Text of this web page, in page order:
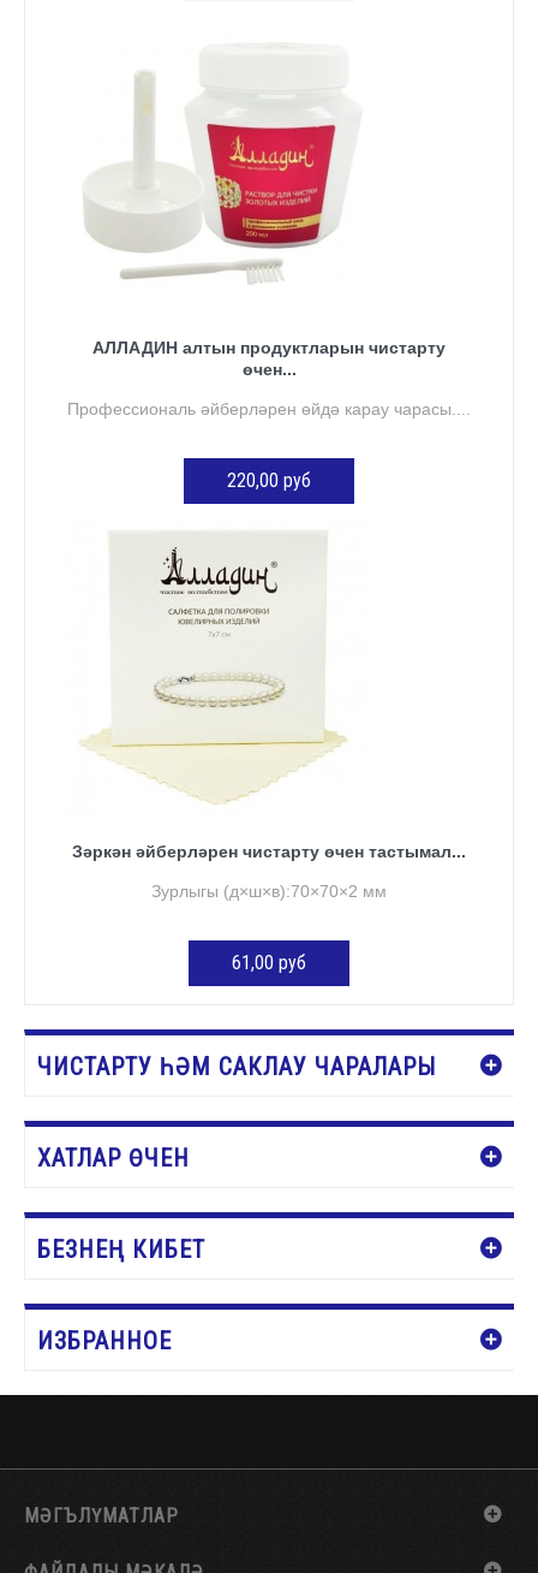
АЛЛАДИН алтын продуктларын чистарту
өчен...
Профессиональ әйберләрен өйдә карау чарасы....
220,00 руб
КӘРҖИНГӘ ӨСТӘҮ
Зәркән әйберләрен чистарту өчен тастымал...
Зурлыгы (д×ш×в):70×70×2 мм
61,00 руб
ЧИСТАРТУ ҺӘМ САКЛАУ ЧАРАЛАРЫ
ХАТЛАР ӨЧЕН
БЕЗНЕҢ КИБЕТ
ИЗБРАННОЕ
МӘГЪЛҮМАТЛАР